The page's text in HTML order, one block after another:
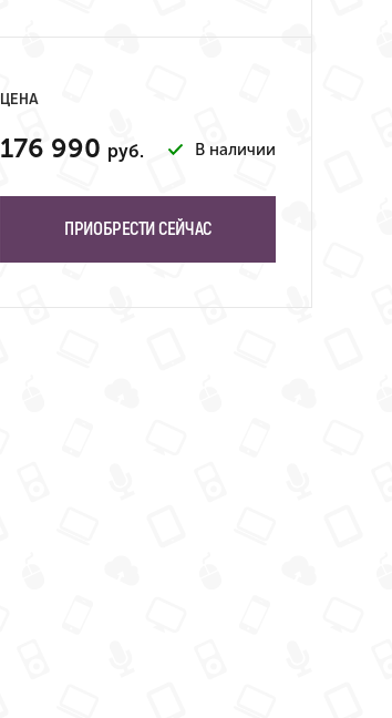
ЦЕНА
176 990 руб. В наличии
ПРИОБРЕСТИ СЕЙЧАС